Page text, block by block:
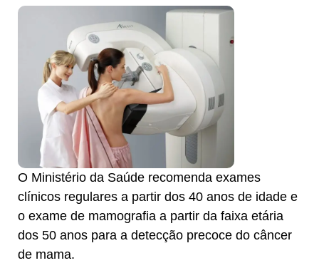
O Ministério da Saúde recomenda exames
clínicos regulares a partir dos 40 anos de idade e
o exame de mamografia a partir da faixa etária
dos 50 anos para a detecção precoce do câncer
de mama.